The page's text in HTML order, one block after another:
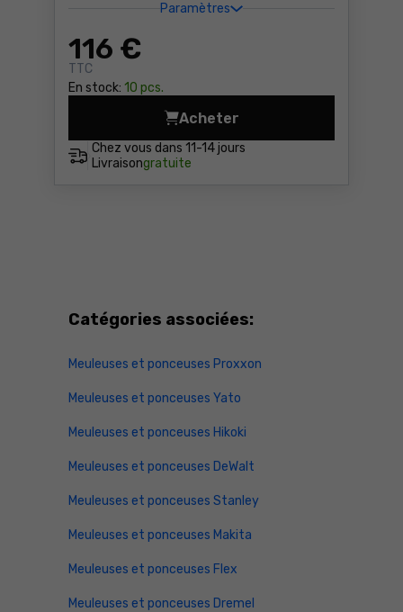
Paramètres
116 €
TTC
En stock: 10 pcs.
Chez vous dans 11-14 jours
Livraisongratuite
Acheter
Décapeur à rouleau
Catégories associées:
Meuleuses et ponceuses Proxxon
Meuleuses et ponceuses Yato
Meuleuses et ponceuses Hikoki
Meuleuses et ponceuses DeWalt
Meuleuses et ponceuses Stanley
Meuleuses et ponceuses Makita
Meuleuses et ponceuses Flex
Meuleuses et ponceuses Dremel